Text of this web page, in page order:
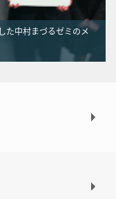
た中村まづるゼミのメ